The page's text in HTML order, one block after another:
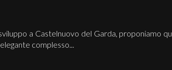
a Castelnuovo del Garda, proponiamo
complesso...